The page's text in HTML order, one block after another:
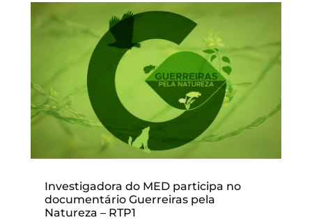
Investigadora do MED participa no
documentário Guerreiras pela
Natureza – RTP1